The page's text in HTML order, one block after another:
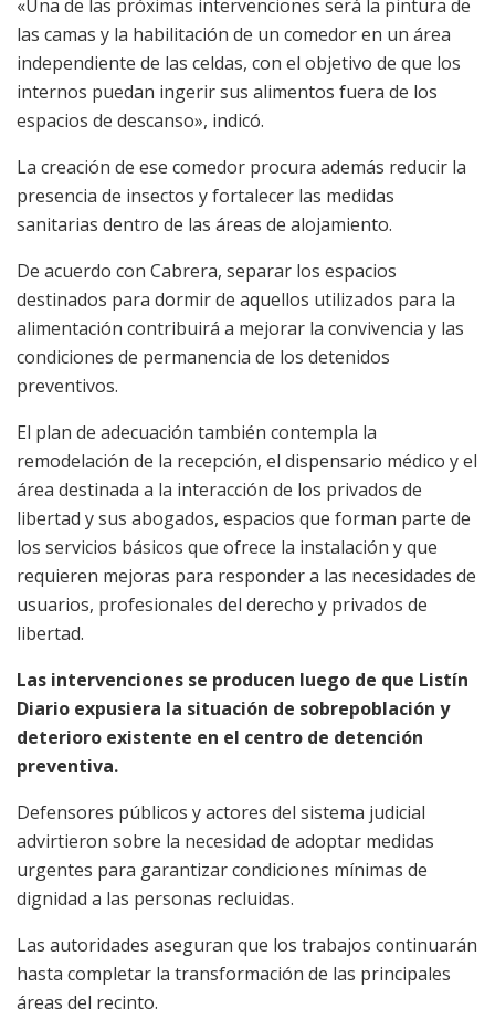
«Una de las próximas intervenciones será la pintura de
las camas y la habilitación de un comedor en un área
independiente de las celdas, con el objetivo de que los
internos puedan ingerir sus alimentos fuera de los
espacios de descanso», indicó.
La creación de ese comedor procura además reducir la
presencia de insectos y fortalecer las medidas
sanitarias dentro de las áreas de alojamiento.
De acuerdo con Cabrera, separar los espacios
destinados para dormir de aquellos utilizados para la
alimentación contribuirá a mejorar la convivencia y las
condiciones de permanencia de los detenidos
preventivos.
El plan de adecuación también contempla la
remodelación de la recepción, el dispensario médico y el
área destinada a la interacción de los privados de
libertad y sus abogados, espacios que forman parte de
los servicios básicos que ofrece la instalación y que
requieren mejoras para responder a las necesidades de
usuarios, profesionales del derecho y privados de
libertad.
Las intervenciones se producen luego de que Listín
Diario expusiera la situación de sobrepoblación y
deterioro existente en el centro de detención
preventiva.
Defensores públicos y actores del sistema judicial
advirtieron sobre la necesidad de adoptar medidas
urgentes para garantizar condiciones mínimas de
dignidad a las personas recluidas.
Las autoridades aseguran que los trabajos continuarán
hasta completar la transformación de las principales
áreas del recinto.